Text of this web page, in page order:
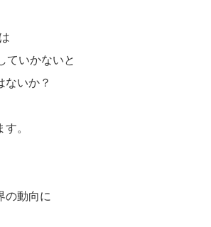
ていかないと
ないか？
。
の動向に